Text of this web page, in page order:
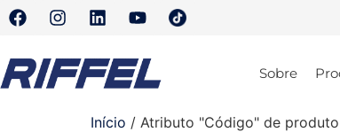
Sobre
Início / Atributo "Código" de